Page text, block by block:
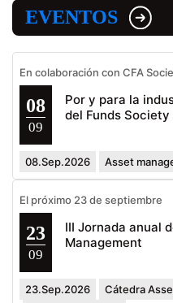
EVENTOS
En colaboración con CFA
08
09
Por y para la
del Funds
08.Sep.2026 Asset
El próximo 23 de septiembre
23
09
III Jornada anual
Management
23.Sep.2026
Cátedra